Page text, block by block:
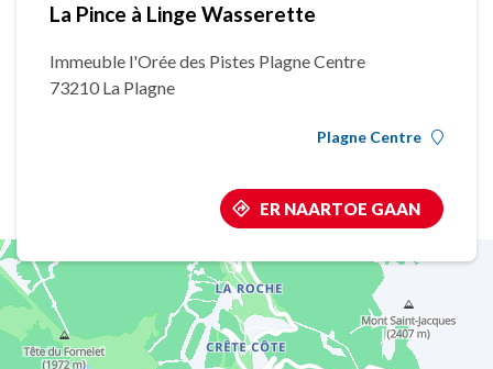
La Pince à Linge Wasserette
Immeuble l'Orée des Pistes Plagne Centre
73210 La Plagne
Plagne Centre
ER NAARTOE GAAN